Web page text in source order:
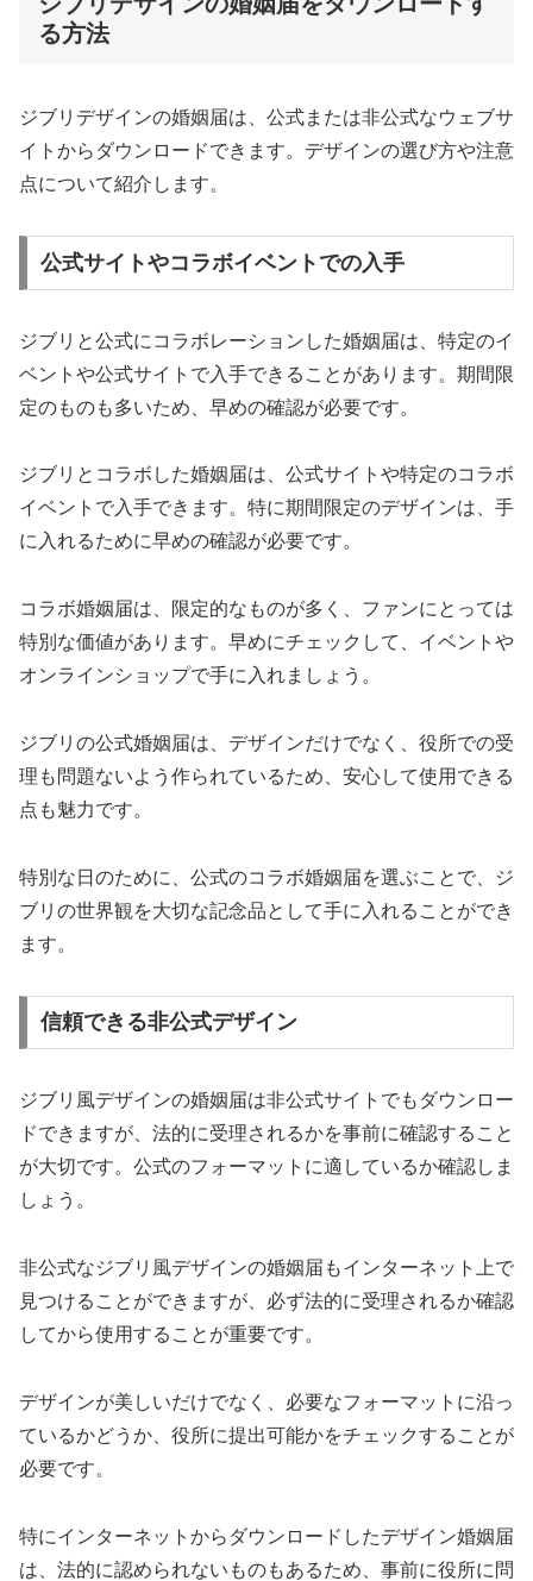
る方法
ジブリデザインの婚姻届は、公式または非公式なウェブサ
イトからダウンロードできます。デザインの選び方や注意
点について紹介します。
公式サイトやコラボイベントでの入手
ジブリと公式にコラボレーションした婚姻届は、特定のイ
ベントや公式サイトで入手できることがあります。期間限
定のものも多いため、早めの確認が必要です。
ジブリとコラボした婚姻届は、公式サイトや特定のコラボ
イベントで入手できます。特に期間限定のデザインは、手
に入れるために早めの確認が必要です。
コラボ婚姻届は、限定的なものが多く、ファンにとっては
特別な価値があります。早めにチェックして、イベントや
オンラインショップで手に入れましょう。
ジブリの公式婚姻届は、デザインだけでなく、役所での受
理も問題ないよう作られているため、安心して使用できる
点も魅力です。
特別な日のために、公式のコラボ婚姻届を選ぶことで、ジ
ブリの世界観を大切な記念品として手に入れることができ
ます。
信頼できる非公式デザイン
ジブリ風デザインの婚姻届は非公式サイトでもダウンロー
ドできますが、法的に受理されるかを事前に確認すること
が大切です。公式のフォーマットに適しているか確認しま
しょう。
非公式なジブリ風デザインの婚姻届もインターネット上で
見つけることができますが、必ず法的に受理されるか確認
してから使用することが重要です。
デザインが美しいだけでなく、必要なフォーマットに沿っ
ているかどうか、役所に提出可能かをチェックすることが
必要です。
特にインターネットからダウンロードしたデザイン婚姻届
は、法的に認められないものもあるため、事前に役所に問